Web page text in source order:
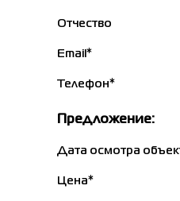
Отчество
Email*
Телефон*
Предложение:
Дата осмотра
Цена*